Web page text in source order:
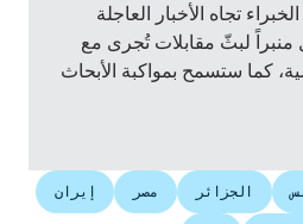
تجاه الأخبار العاجلة
منبراً لبثّ مقابلات تُجرى مع
كما ستسمح بمواكبة الأبحاث
الجزائر مصر إيران